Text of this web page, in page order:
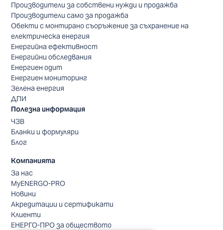
Производители за собствени нужди и продажба
Производители само за продажба
Обекти с монтирано съоръжение за съхранение на
електрическа енергия
Енергийна ефективност
Енергийни обследвания
Енергиен одит
Енергиен мониторинг
Зелена енергия
ДПИ
Полезна информация
ЧЗВ
Бланки и формуляри
Блог
Компанията
За нас
MyENERGO-PRO
Новини
Акредитации и сертификати
Клиенти
ЕНЕРГО-ПРО за обществото